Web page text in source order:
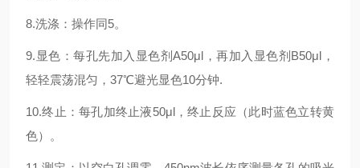
8.洗涤：操作同5。
9.显色：每孔先加入显色剂A50μl，再加入显色剂B50μl，
轻轻震荡混匀，37℃避光显色10分钟.
10.终止：每孔加终止液50μl，终止反应（此时蓝色立转黄
色）。